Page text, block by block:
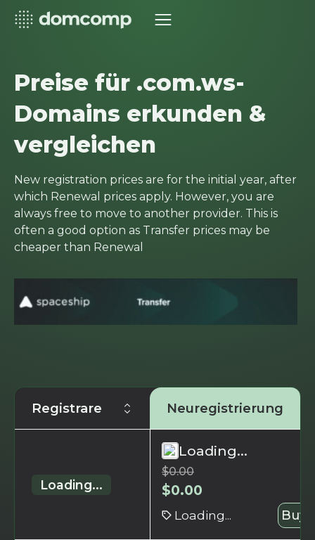
Preise für .com.ws-
Domains erkunden &
vergleichen
New registration prices are for the initial year, after
which Renewal prices apply. However, you are
always free to move to another provider. This is
often a good option as Transfer prices may be
cheaper than Renewal
Registrare Neuregistrierung
Loading...
Loading...
$0.00
$0.00
Loading... Buy